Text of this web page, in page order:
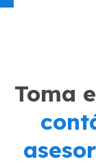
Toma